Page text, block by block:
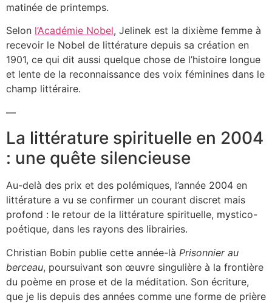
matinée de printemps.
Selon l’Académie Nobel, Jelinek est la dixième femme à
recevoir le Nobel de littérature depuis sa création en
1901, ce qui dit aussi quelque chose de l’histoire longue
et lente de la reconnaissance des voix féminines dans le
champ littéraire.
—
La littérature spirituelle en 2004
: une quête silencieuse
Au-delà des prix et des polémiques, l’année 2004 en
littérature a vu se confirmer un courant discret mais
profond : le retour de la littérature spirituelle, mystico-
poétique, dans les rayons des librairies.
Christian Bobin publie cette année-là Prisonnier au
berceau, poursuivant son œuvre singulière à la frontière
du poème en prose et de la méditation. Son écriture,
que je lis depuis des années comme une forme de prière